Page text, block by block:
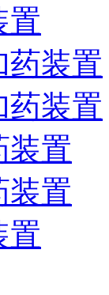
置
药装置
药装置
装置
装置
置